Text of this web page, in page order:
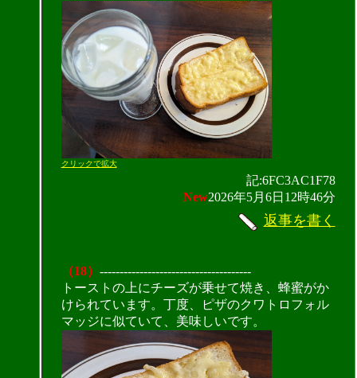
クリックで拡大
記:6FC3AC1F78
New2026年5月6日12時46分
返事を書く
（18） --------------------------------------
トーストの上にチーズが乗せて焼き、蜂蜜がか
けられています。丁度、ピザのクワトロフォル
マッジに似ていて、美味しいです。